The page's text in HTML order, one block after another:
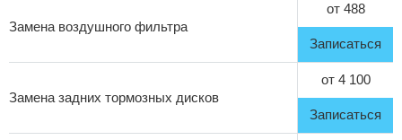
Замена воздушного фильтра
от 488
Записаться
Замена задних тормозных дисков
от 4 100
Записаться